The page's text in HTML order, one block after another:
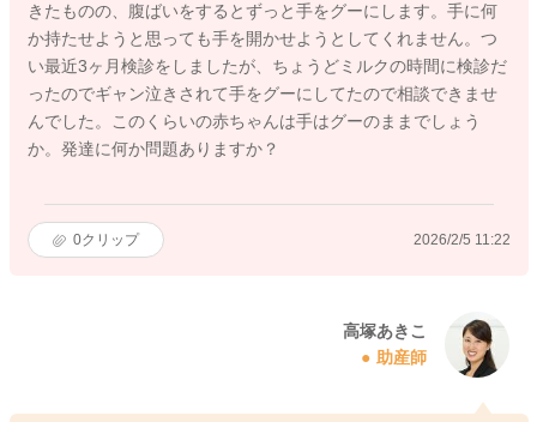
きたものの、腹ばいをするとずっと手をグーにします。手に何
か持たせようと思っても手を開かせようとしてくれません。つ
い最近3ヶ月検診をしましたが、ちょうどミルクの時間に検診だ
ったのでギャン泣きされて手をグーにしてたので相談できませ
んでした。このくらいの赤ちゃんは手はグーのままでしょう
か。発達に何か問題ありますか？
0クリップ 2026/2/5 11:22
高塚あきこ
助産師